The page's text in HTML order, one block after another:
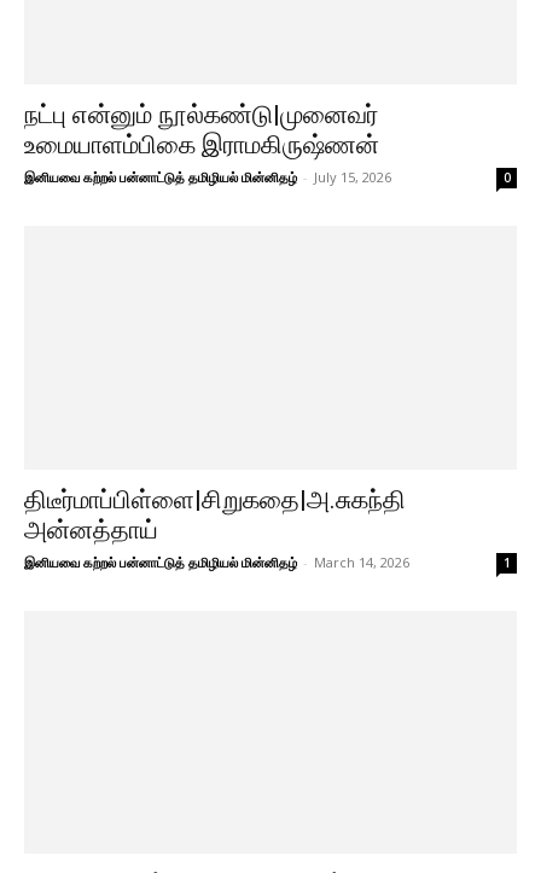
நட்பு என்னும் நூல்கண்டு|முனைவர்
உமையாளம்பிகை இராமகிருஷ்ணன்
இனியவை கற்றல் பன்னாட்டுத் தமிழியல் மின்னிதழ் - July 15, 2026 0
திடீர்மாப்பிள்ளை|சிறுகதை|அ.சுகந்தி
அன்னத்தாய்
இனியவை கற்றல் பன்னாட்டுத் தமிழியல் மின்னிதழ் - March 14, 2026 1